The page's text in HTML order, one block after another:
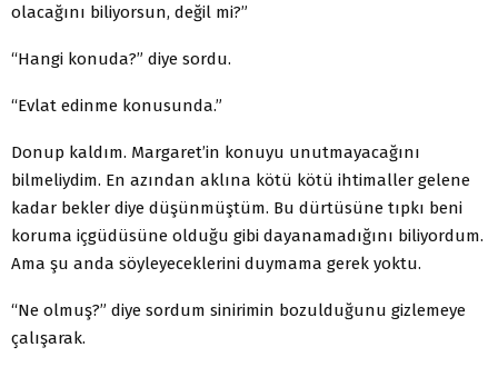
olacağını biliyorsun, değil mi?”
“Hangi konuda?” diye sordu.
“Evlat edinme konusunda.”
Donup kaldım. Margaret’in konuyu unutmayacağını
bilmeliydim. En azından aklına kötü kötü ihtimaller gelene
kadar bekler diye düşünmüştüm. Bu dürtüsüne tıpkı beni
koruma içgüdüsüne olduğu gibi dayanamadığını biliyordum.
Ama şu anda söyleyeceklerini duymama gerek yoktu.
“Ne olmuş?” diye sordum sinirimin bozulduğunu gizlemeye
çalışarak.